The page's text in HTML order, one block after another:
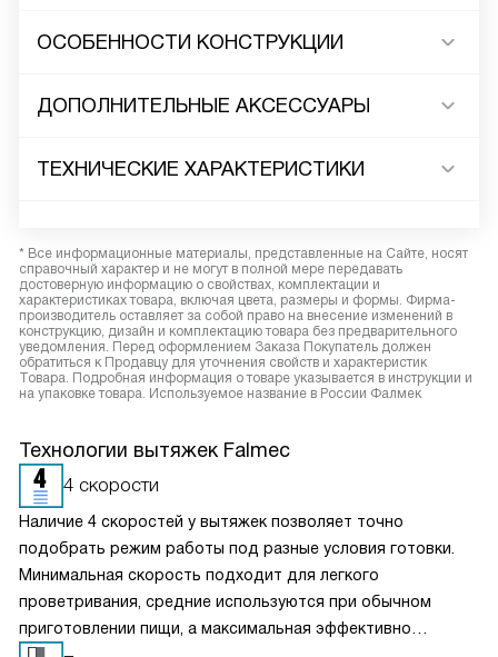
ОСОБЕННОСТИ КОНСТРУКЦИИ
ДОПОЛНИТЕЛЬНЫЕ АКСЕССУАРЫ
ТЕХНИЧЕСКИЕ ХАРАКТЕРИСТИКИ
* Все информационные материалы, представленные на Сайте, носят
справочный характер и не могут в полной мере передавать
достоверную информацию о свойствах, комплектации и
характеристиках товара, включая цвета, размеры и формы. Фирма-
производитель оставляет за собой право на внесение изменений в
конструкцию, дизайн и комплектацию товара без предварительного
уведомления. Перед оформлением Заказа Покупатель должен
обратиться к Продавцу для уточнения свойств и характеристик
Товара. Подробная информация о товаре указывается в инструкции и
на упаковке товара. Используемое название в России Фалмек
Технологии вытяжек Falmec
4 скорости
Наличие 4 скоростей у вытяжек позволяет точно
подобрать режим работы под разные условия готовки.
Минимальная скорость подходит для легкого
проветривания, средние используются при обычном
приготовлении пищи, а максимальная эффективно